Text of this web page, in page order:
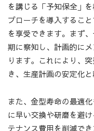
を講じる「予知保全」
プローチを導入するこ
を享受できます。まず
期に察知し、計画的に
ります。これにより、
き、生産計画の安定化
また、金型寿命の最適
に早い交換や研磨を避
テナンス費用を削減で